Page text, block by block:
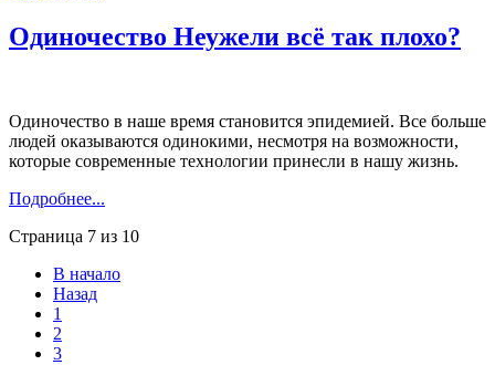
Одиночество Неужели всё так плохо?
Одиночество в наше время становится эпидемией. Все больше
людей оказываются одинокими, несмотря на возможности,
которые современные технологии принесли в нашу жизнь.
Подробнее...
Страница 7 из 10
В начало
Назад
1
2
3